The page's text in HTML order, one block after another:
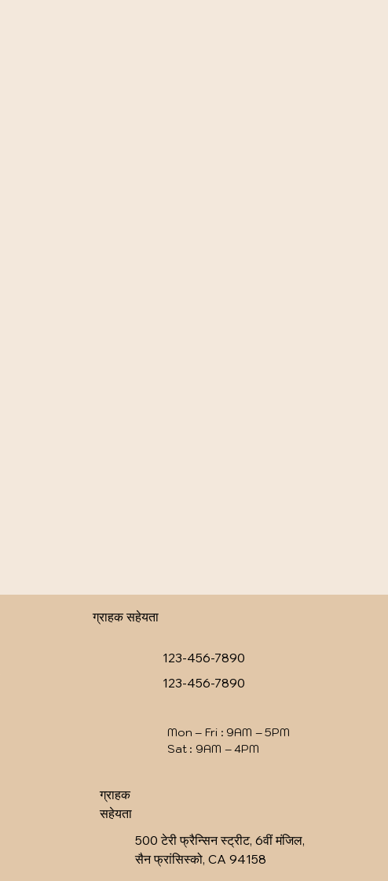
ग्राहक सहेयता
123-456-7890
123-456-7890
Mon – Fri : 9AM – 5PM
Sat : 9AM – 4PM
ग्राहक
सहेयता
500 टेरी फ्रैन्सिन स्ट्रीट, 6वीं मंजिल,
सैन फ्रांसिस्को, CA 94158